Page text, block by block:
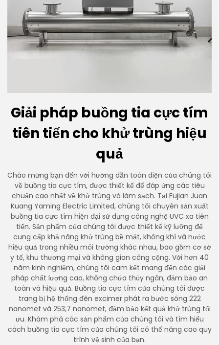
Giải pháp buồng tia cực tím
tiên tiến cho khử trùng hiệu
quả
Chào mừng bạn đến với hướng dẫn toàn diện của chúng tôi
về buồng tia cực tím, được thiết kế để đáp ứng các tiêu
chuẩn cao nhất về khử trùng và làm sạch. Tại Fujian Juan
Kuang Yaming Electric Limited, chúng tôi chuyên sản xuất
buồng tia cực tím hiện đại sử dụng công nghệ UVC xa tiên
tiến. Sản phẩm của chúng tôi được thiết kế kỹ lưỡng để
cung cấp khả năng khử trùng bề mặt, không khí và nước
hiệu quả trong nhiều môi trường khác nhau, bao gồm cơ sở
y tế, khu thương mại và không gian công cộng. Với hơn 40
năm kinh nghiệm, chúng tôi cam kết mang đến các giải
pháp chất lượng cao, không chứa thủy ngân, đảm bảo an
toàn và hiệu quả. Buồng tia cực tím của chúng tôi được
trang bị hệ thống đèn excimer phát ra bước sóng 222
nanomet và 253,7 nanomet, đảm bảo kết quả khử trùng tối
ưu. Khám phá các sản phẩm của chúng tôi và tìm hiểu
cách buồng tia cực tím của chúng tôi có thể nâng cao quy
trình vệ sinh của bạn.